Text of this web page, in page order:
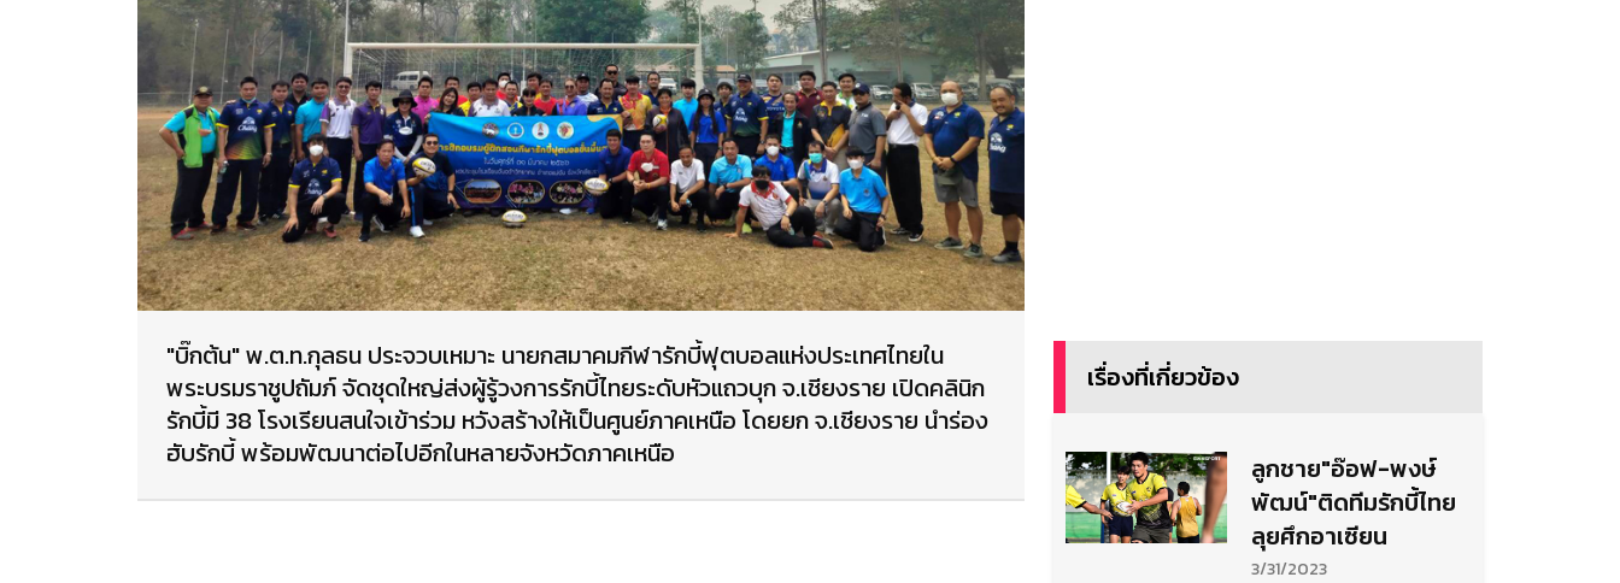
"บิ๊กต้น" พ.ต.ท.กุลธน ประจวบเหมาะ นายกสมาคมกีฬารักบี้ฟุตบอลแห่งประเทศไทยใน
พระบรมราชูปถัมภ์ จัดชุดใหญ่ส่งผู้รู้วงการรักบี้ไทยระดับหัวแถวบุก จ.เชียงราย เปิดคลินิก
รักบี้มี 38 โรงเรียนสนใจเข้าร่วม หวังสร้างให้เป็นศูนย์ภาคเหนือ โดยยก จ.เชียงราย นำร่อง
ฮับรักบี้ พร้อมพัฒนาต่อไปอีกในหลายจังหวัดภาคเหนือ
เรื่องที่เกี่ยวข้อง
ลูกชาย"อ๊อฟ-พงษ์
พัฒน์"ติดทีมรักบี้ไทย
ลุยศึกอาเซียน
3/31/2023